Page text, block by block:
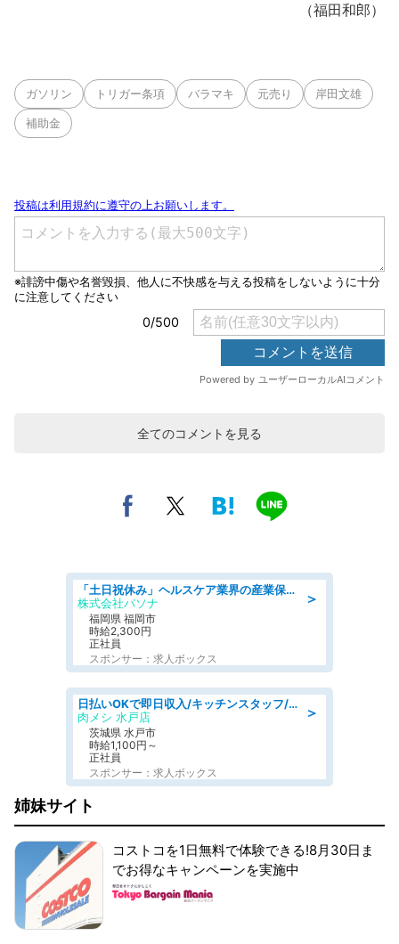
（福田和郎）
ガソリン トリガー条項 バラマキ 元売り 岸田文雄
補助金
全てのコメントを見る
＞
「土日祝休み」ヘルスケア業界の産業保健師/高時給/未経験OK/要資格:保健師、正看護師
株式会社パソナ
福岡県 福岡市
時給2,300円
正社員
スポンサー：求人ボックス
＞
日払いOKで即日収入/キッチンスタッフ/「原付免許必須」デリバリー業務など、自己成長可能な幅広い仕事に挑戦!髪型自由&ピアス・ネイルOK/茨城県/水戸市
肉メシ 水戸店
茨城県 水戸市
時給1,100円～
正社員
スポンサー：求人ボックス
姉妹サイト
コストコを1日無料で体験できる!8月30日ま
でお得なキャンペーンを実施中